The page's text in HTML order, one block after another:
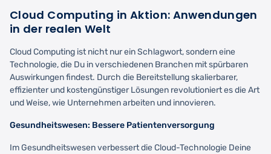
Cloud Computing in Aktion: Anwendungen
in der realen Welt
Cloud Computing ist nicht nur ein Schlagwort, sondern eine
Technologie, die Du in verschiedenen Branchen mit spürbaren
Auswirkungen findest. Durch die Bereitstellung skalierbarer,
effizienter und kostengünstiger Lösungen revolutioniert es die Art
und Weise, wie Unternehmen arbeiten und innovieren.
Gesundheitswesen: Bessere Patientenversorgung
Im Gesundheitswesen verbessert die Cloud-Technologie Deine